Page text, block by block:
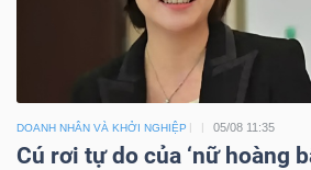
DOANH NHÂN VÀ KHỞI NGHIỆP 05/08 11:35
Cú rơi tự do của ‘nữ hoàng